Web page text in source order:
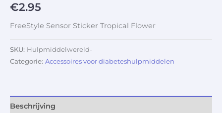
€2.95
FreeStyle Sensor Sticker Tropical Flower
SKU: Hulpmiddelwereld-
Categorie: Accessoires voor diabeteshulpmiddelen
Beschrijving